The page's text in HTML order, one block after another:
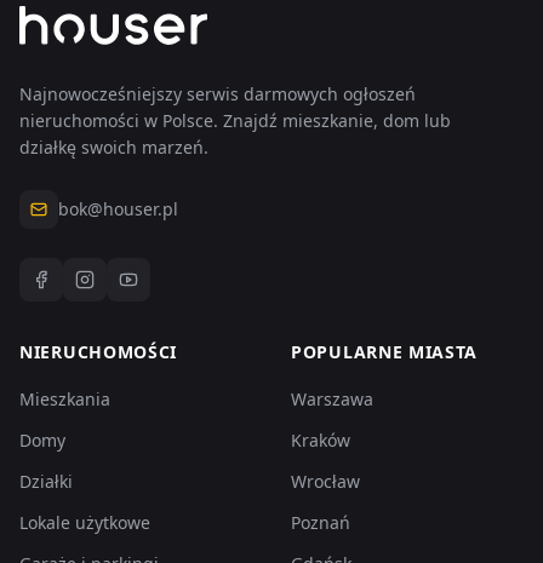
Najnowocześniejszy serwis darmowych ogłoszeń
nieruchomości w Polsce. Znajdź mieszkanie, dom lub
działkę swoich marzeń.
bok@houser.pl
NIERUCHOMOŚCI
Mieszkania
Domy
Działki
Lokale użytkowe
POPULARNE MIASTA
Warszawa
Kraków
Wrocław
Poznań